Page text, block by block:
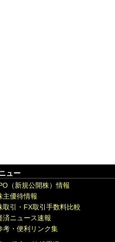
ュー
（新規公開株）情報
主優待情報
取引・FX取引手数料比較
済ニュース速報
考・便利リンク集